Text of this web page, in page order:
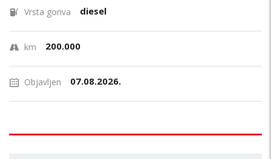
Vrsta goriva diesel
km 200.000
Objavljen 07.08.2026.